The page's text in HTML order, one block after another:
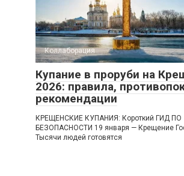
Коллаборация
Купание в проруби на
2026: правила,
рекомендации
КРЕЩЕНСКИЕ КУПАНИЯ: Короткий ГИД ПО
БЕЗОПАСНОСТИ 19 января — Крещение
Тысячи людей готовятся